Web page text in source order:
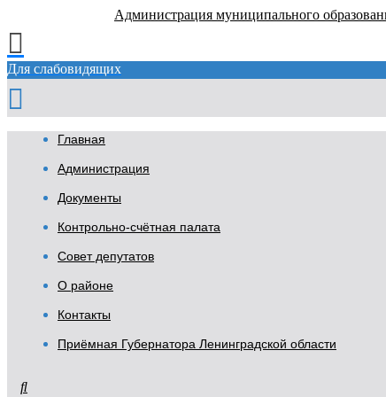
Администрация муниципального
Для слабовидящих
Главная
Администрация
Документы
Контрольно-счётная палата
Совет депутатов
О районе
Контакты
Приёмная Губернатора Ленинградской области